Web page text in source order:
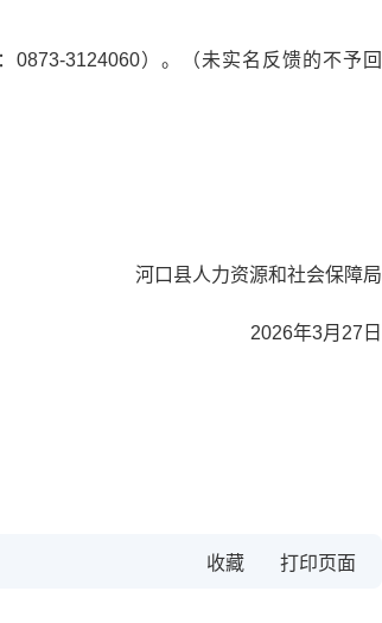
3124060）。（未实名反馈的不予回
河口县人力资源和社会保障局
2026年3月27日
收藏